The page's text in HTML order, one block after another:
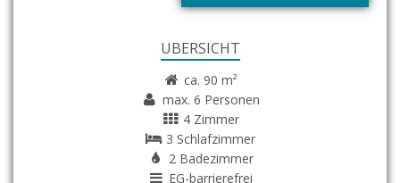
ÜBERSICHT
ca. 90 m²
max. 6 Personen
4 Zimmer
3 Schlafzimmer
2 Badezimmer
EG-barrierefrei